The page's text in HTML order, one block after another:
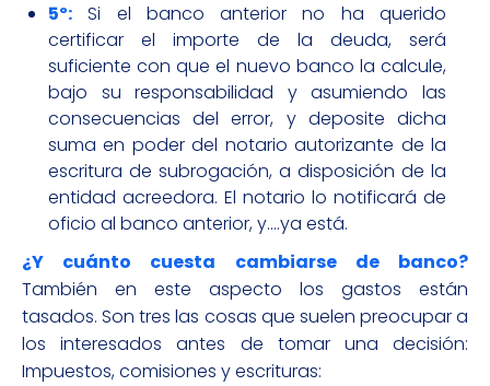
5º: Si el banco anterior no ha querido
certificar el importe de la deuda, será
suficiente con que el nuevo banco la calcule,
bajo su responsabilidad y asumiendo las
consecuencias del error, y deposite dicha
suma en poder del notario autorizante de la
escritura de subrogación, a disposición de la
entidad acreedora. El notario lo notificará de
oficio al banco anterior, y….ya está.
¿Y cuánto cuesta cambiarse de banco?
También en este aspecto los gastos están
tasados. Son tres las cosas que suelen preocupar a
los interesados antes de tomar una decisión:
Impuestos, comisiones y escrituras: